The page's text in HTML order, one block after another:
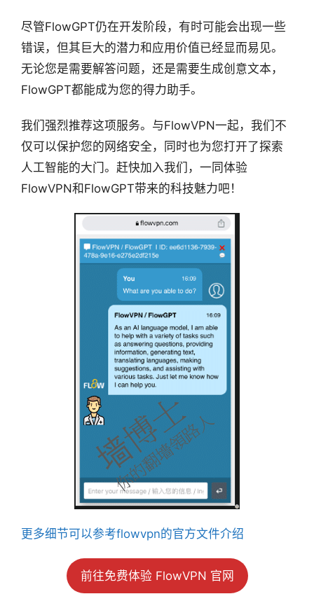
尽管FlowGPT仍在开发阶段，有时可能会出现一些
错误，但其巨大的潜力和应用价值已经显而易见。
无论您是需要解答问题，还是需要生成创意文本，
FlowGPT都能成为您的得力助手。
我们强烈推荐这项服务。与FlowVPN一起，我们不
仅可以保护您的网络安全，同时也为您打开了探索
人工智能的大门。赶快加入我们，一同体验
FlowVPN和FlowGPT带来的科技魅力吧！
更多细节可以参考flowvpn的官方文件介绍
前往免费体验 FlowVPN 官网